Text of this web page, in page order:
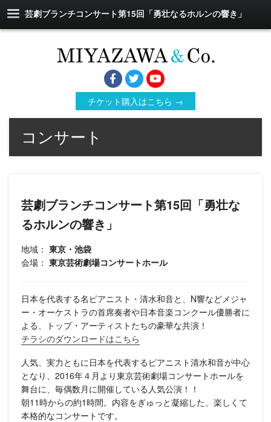
芸劇ブランチコンサート第15回「勇壮なるホルンの響き」
チケット購入はこちら →
コンサート
芸劇ブランチコンサート第15回「勇壮な
るホルンの響き」
地域： 東京・池袋
会場： 東京芸術劇場コンサートホール
日本を代表する名ピアニスト・清水和音と、N響などメジャ
ー・オーケストラの首席奏者や日本音楽コンクール優勝者に
よる、トップ・アーティストたちの豪華な共演！
チラシのダウンロードはこちら
人気、実力ともに日本を代表するピアニスト清水和音が中心
となり、2016年４月より東京芸術劇場コンサートホールを
舞台に、毎偶数月に開催している人気公演！！
朝11時からの約1時間。内容をぎゅっと凝縮した、楽しくて
本格的なコンサートです。